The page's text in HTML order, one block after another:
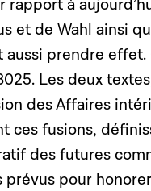
rapport à
et de Wahl ainsi
aussi prendre effet.
Les deux
des Affaires
ces fusions,
des futures
pour